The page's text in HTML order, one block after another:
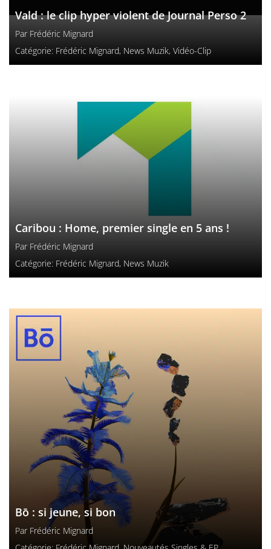
Vald : le clip hyper violent de Journal Perso 2
Par Frédéric Mignard
Catégorie: Frédéric Mignard, News Muzik, Vidéo-Clip
Caribou : Home, premier single en 5 ans !
Par Frédéric Mignard
Catégorie: Frédéric Mignard, News Muzik
Bō : si jeune, si bon
Par Frédéric Mignard